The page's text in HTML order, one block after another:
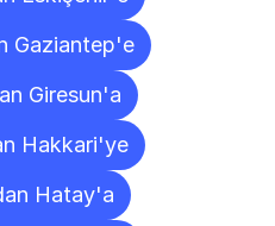
Gaziantep'e
Giresun'a
Hakkari'ye
Hatay'a